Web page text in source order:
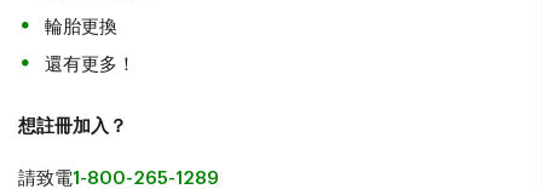
輪胎更換
還有更多！
想註冊加入？
請致電1-800-265-1289